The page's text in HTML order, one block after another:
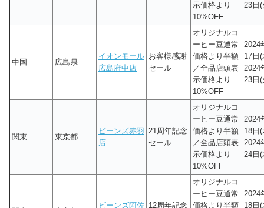
示価格より
10%OFF
23日(
中国 広島県
イオンモール
広島府中店
お客様感謝
セール
オリジナルコ
ーヒー豆通常
価格より半額
／全品店頭表
示価格より
10%OFF
2024
17日
2024
23日(
関東 東京都
ビーンズ赤羽
店
21周年記念
セール
オリジナルコ
ーヒー豆通常
価格より半額
／全品店頭表
示価格より
10%OFF
2024
18日
2024
24日(
ビーンズ阿佐 12周年記念
オリジナルコ
ーヒー豆通常
価格より半額
2024
18日